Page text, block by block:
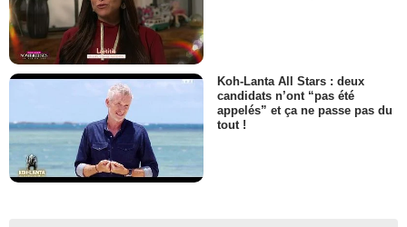
Koh-Lanta All Stars : deux
candidats n’ont “pas été
appelés” et ça ne passe pas du
tout !